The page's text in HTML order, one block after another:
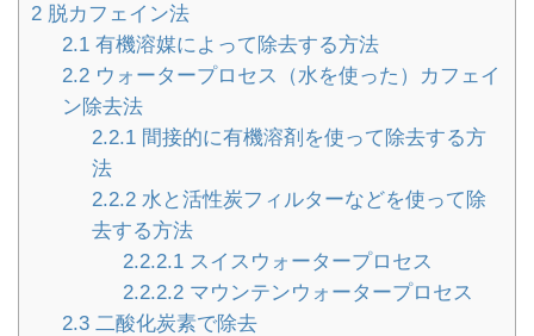
2 脱カフェイン法
2.1有機溶媒によって除去する方法
2.2ウォータープロセス（水を使った）カフェイ
ン除去法
2.2.1 間接的に有機溶剤を使って除去する方
法
2.2.2 水と活性炭フィルターなどを使って除
去する方法
2.2.2.1スイスウォータープロセス
2.2.2.2マウンテンウォータープロセス
2.3二酸化炭素で除去